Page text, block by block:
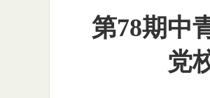
第78期中
党